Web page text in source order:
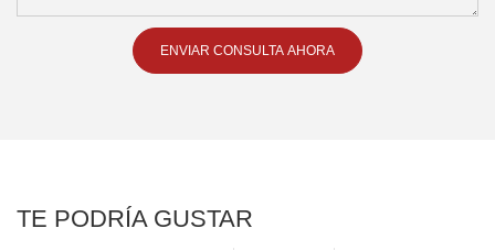
ENVIAR CONSULTA AHORA
TE PODRÍA GUSTAR